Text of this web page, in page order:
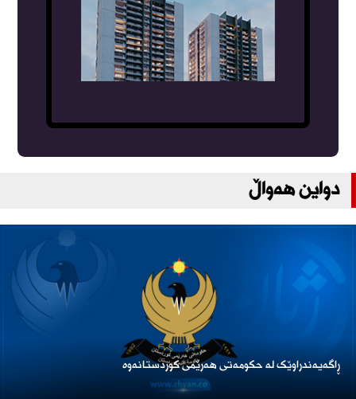
دواین هەواڵ
ڕاگەیەندراوێک لە حکومەتی هەرێمی کوردستانەوە